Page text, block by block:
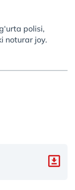
polisi,
noturar joy.